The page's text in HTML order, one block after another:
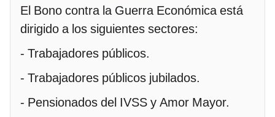
El Bono contra la Guerra Económica está
dirigido a los siguientes sectores:
- Trabajadores públicos.
- Trabajadores públicos jubilados.
- Pensionados del IVSS y Amor Mayor.